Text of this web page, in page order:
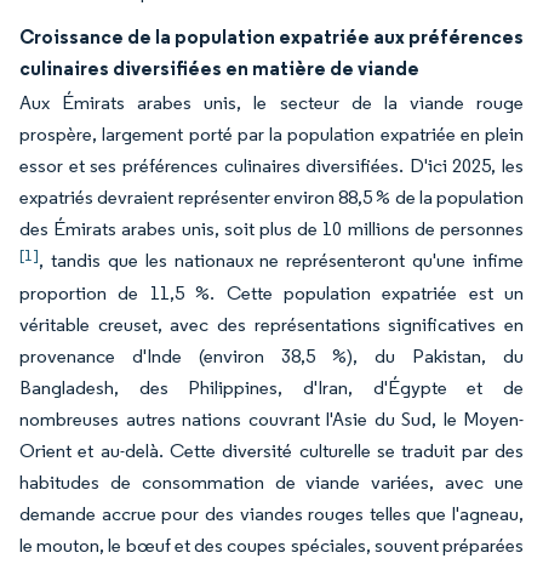
Croissance de la population expatriée aux préférences
culinaires diversifiées en matière de viande
Aux Émirats arabes unis, le secteur de la viande rouge
prospère, largement porté par la population expatriée en plein
essor et ses préférences culinaires diversifiées. D'ici 2025, les
expatriés devraient représenter environ 88,5 % de la population
des Émirats arabes unis, soit plus de 10 millions de personnes
[1], tandis que les nationaux ne représenteront qu'une infime
proportion de 11,5 %. Cette population expatriée est un
véritable creuset, avec des représentations significatives en
provenance d'Inde (environ 38,5 %), du Pakistan, du
Bangladesh, des Philippines, d'Iran, d'Égypte et de
nombreuses autres nations couvrant l'Asie du Sud, le Moyen-
Orient et au-delà. Cette diversité culturelle se traduit par des
habitudes de consommation de viande variées, avec une
demande accrue pour des viandes rouges telles que l'agneau,
le mouton, le bœuf et des coupes spéciales, souvent préparées